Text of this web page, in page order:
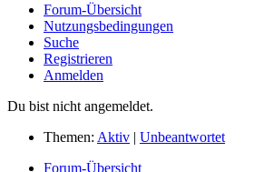
Forum-Übersicht
Nutzungsbedingungen
Suche
Registrieren
Anmelden
Du bist nicht angemeldet.
Themen: Aktiv | Unbeantwortet
Forum-Übersicht